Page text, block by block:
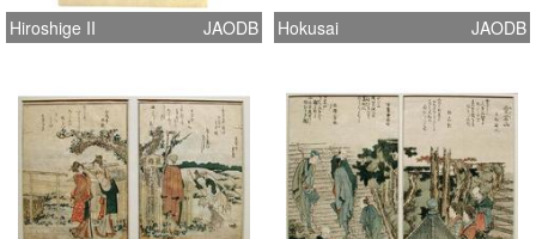
Hiroshige II JAODB Hokusai JAODB